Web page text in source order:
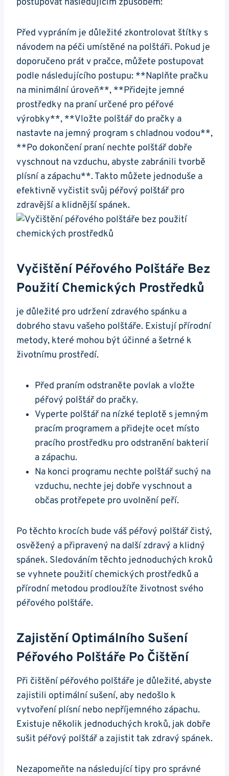
Před⁣ vypráním je důležité zkontrolovat‍ štítky s
⁣návodem⁣ na péči umístěné na polštáři. Pokud je​
doporučeno prát v pračce, můžete postupovat‍
podle následujícího postupu: **Naplňte pračku
na minimální úroveň**, **Přidejte jemné
prostředky na praní určené⁤ pro‍ péřové⁢
výrobky**,​ **Vložte ⁤polštář do pračky ⁢a
nastavte na jemný program s ‌chladnou ⁤vodou**,
**Po dokončení praní nechte‌ polštář dobře
⁢vyschnout ⁣na vzduchu, abyste zabránili tvorbě
‍plísní a ⁤zápachu**. ⁤Takto můžete ⁤jednoduše a
efektivně ​vyčistit svůj péřový polštář ⁣pro
zdravější a klidnější‍ spánek.
Vyčištění Péřového Polštáře Bez
Použití Chemických Prostředků
je důležité​ pro udržení⁢ zdravého spánku a
dobrého stavu vašeho ⁣polštáře. Existují přírodní
metody, které mohou být účinné a šetrné ⁤k‍
životnímu⁢ prostředí.
Před⁢ praním odstraněte⁢ povlak⁣ a⁤ vložte
péřový polštář do ‌pračky.
Vyperte polštář⁢ na nízké teplotě s⁣ jemným
pracím programem a přidejte ocet místo
pracího ​prostředku pro odstranění bakterií
a zápachu.
Na konci programu nechte polštář suchý ⁢na
vzduchu,​ nechte jej dobře vyschnout a
občas protřepete ‌pro uvolnění peří.
Po ‍těchto ‌krocích bude váš péřový ‍polštář čistý,
osvěžený⁤ a připravený na další⁢ zdravý a klidný
spánek. Sledováním ‍těchto ‍jednoduchých kroků
se vyhnete použití chemických prostředků a
‌přírodní ⁤metodou prodloužíte ⁤životnost svého ​
péřového polštáře.
Zajistění Optimálního⁤ Sušení
Péřového‍ Polštáře Po⁢ Čištění
Při‍ čištění péřového polštáře je ‍důležité, abyste
zajistili optimální ⁣sušení, aby ‍nedošlo‌ k
vytvoření plísní nebo nepříjemného zápachu.
Existuje několik jednoduchých kroků, jak dobře
sušit péřový‍ polštář ‍a zajistit tak zdravý spánek.
Nezapomeňte ​na ⁢následující tipy pro‌ správné